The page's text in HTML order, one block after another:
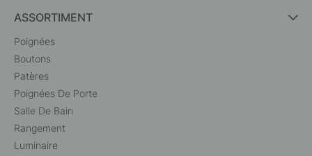
ASSORTIMENT
Poignées
Boutons
Patères
Poignées De Porte
Salle De Bain
Rangement
Luminaire